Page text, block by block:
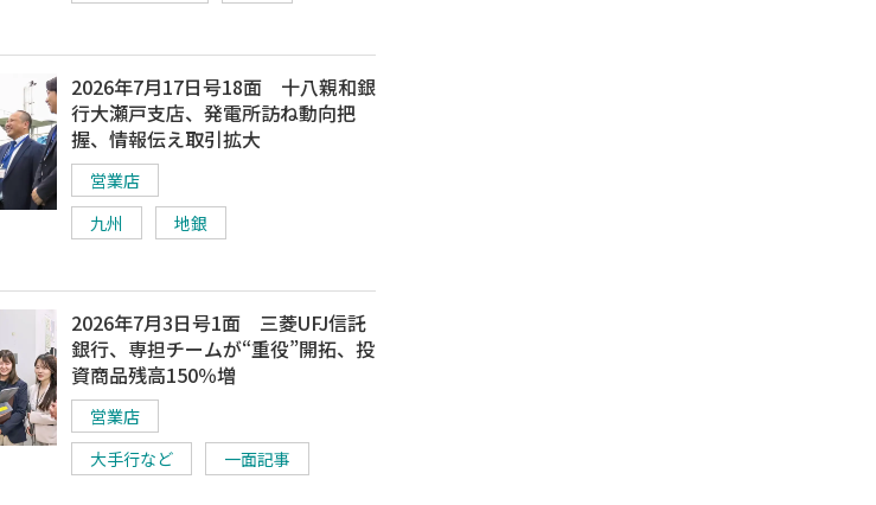
2026年7月17日号18面 十八親和銀
行大瀬戸支店、発電所訪ね動向把
握、情報伝え取引拡大
営業店
九州
地銀
2026年7月3日号1面 三菱UFJ信託
銀行、専担チームが“重役”開拓、投
資商品残高150％増
営業店
大手行など
一面記事